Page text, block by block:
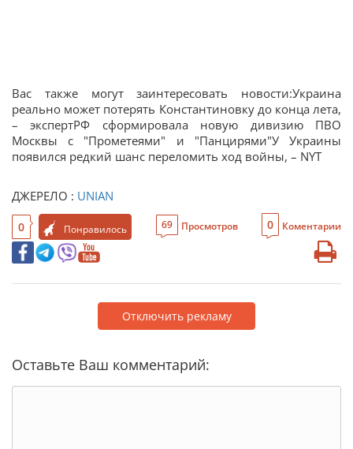
Вас также могут заинтересовать новости:Украина
реально может потерять Константиновку до конца лета,
– экспертРФ сформировала новую дивизию ПВО
Москвы с "Прометеями" и "Панцирями"У Украины
появился редкий шанс переломить ход войны, – NYT
ДЖЕРЕЛО : UNIAN
0 Понравилось 69 Просмотров 0 Коментарии
Отключить рекламу
Оставьте Ваш комментарий: